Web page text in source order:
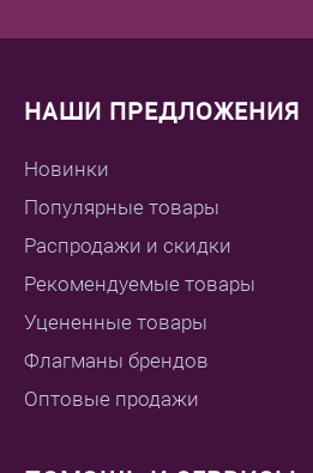
НАШИ ПРЕДЛОЖЕНИЯ
Новинки
Популярные товары
Распродажи и скидки
Рекомендуемые товары
Уцененные товары
Флагманы брендов
Оптовые продажи